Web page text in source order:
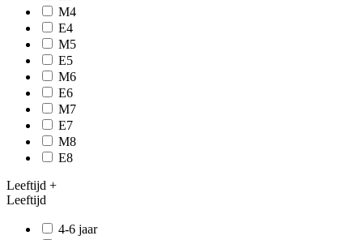
M4
E4
M5
E5
M6
E6
M7
E7
M8
E8
Leeftijd +
Leeftijd
4-6 jaar